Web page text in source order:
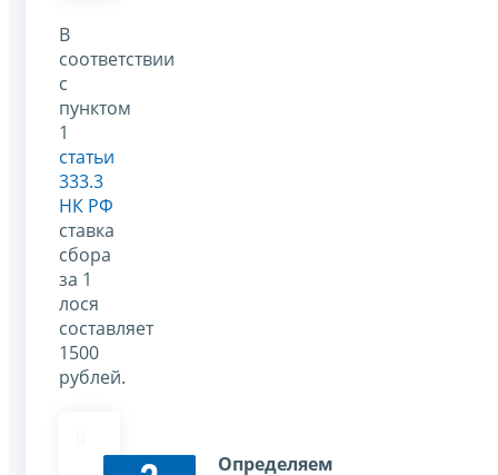
В
соответствии
с
пунктом
1
статьи
333.3
НК РФ
ставка
сбора
за 1
лося
составляет
1500
рублей.
Определяем